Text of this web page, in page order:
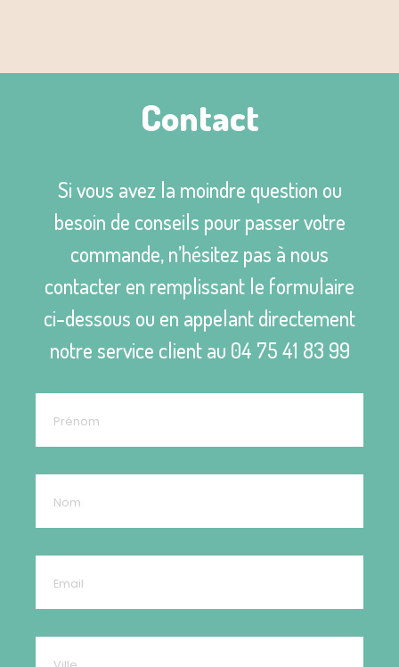
Contact
Si vous avez la moindre question ou
besoin de conseils pour passer votre
commande, n’hésitez pas à nous
contacter en remplissant le formulaire
ci-dessous ou en appelant directement
notre service client au 04 75 41 83 99